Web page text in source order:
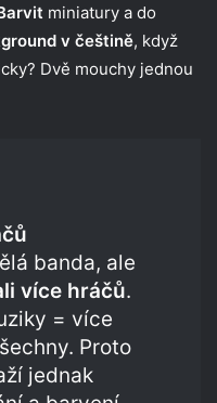
miniatury a do
v češtině, když
Dvě mouchy jednou
banda, ale
více hráčů.
= více
Proto
jednak